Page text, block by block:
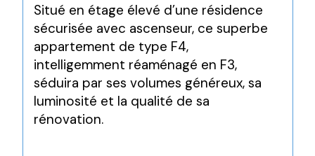
Situé en étage élevé d’une résidence
sécurisée avec ascenseur, ce superbe
appartement de type F4,
intelligemment réaménagé en F3,
séduira par ses volumes généreux, sa
luminosité et la qualité de sa
rénovation.